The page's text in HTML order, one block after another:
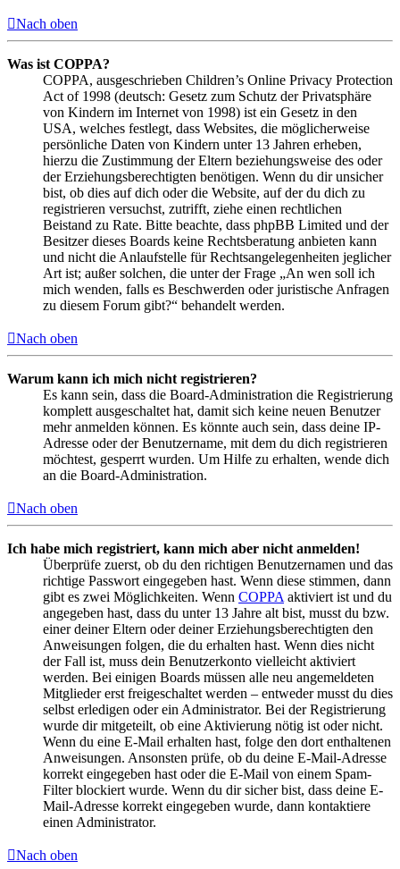
Nach oben
Was ist COPPA?
COPPA, ausgeschrieben Children’s Online Privacy Protection
Act of 1998 (deutsch: Gesetz zum Schutz der Privatsphäre
von Kindern im Internet von 1998) ist ein Gesetz in den
USA, welches festlegt, dass Websites, die möglicherweise
persönliche Daten von Kindern unter 13 Jahren erheben,
hierzu die Zustimmung der Eltern beziehungsweise des oder
der Erziehungsberechtigten benötigen. Wenn du dir unsicher
bist, ob dies auf dich oder die Website, auf der du dich zu
registrieren versuchst, zutrifft, ziehe einen rechtlichen
Beistand zu Rate. Bitte beachte, dass phpBB Limited und der
Besitzer dieses Boards keine Rechtsberatung anbieten kann
und nicht die Anlaufstelle für Rechtsangelegenheiten jeglicher
Art ist; außer solchen, die unter der Frage „An wen soll ich
mich wenden, falls es Beschwerden oder juristische Anfragen
zu diesem Forum gibt?“ behandelt werden.
Nach oben
Warum kann ich mich nicht registrieren?
Es kann sein, dass die Board-Administration die Registrierung
komplett ausgeschaltet hat, damit sich keine neuen Benutzer
mehr anmelden können. Es könnte auch sein, dass deine IP-
Adresse oder der Benutzername, mit dem du dich registrieren
möchtest, gesperrt wurden. Um Hilfe zu erhalten, wende dich
an die Board-Administration.
Nach oben
Ich habe mich registriert, kann mich aber nicht anmelden!
Überprüfe zuerst, ob du den richtigen Benutzernamen und das
richtige Passwort eingegeben hast. Wenn diese stimmen, dann
gibt es zwei Möglichkeiten. Wenn COPPA aktiviert ist und du
angegeben hast, dass du unter 13 Jahre alt bist, musst du bzw.
einer deiner Eltern oder deiner Erziehungsberechtigten den
Anweisungen folgen, die du erhalten hast. Wenn dies nicht
der Fall ist, muss dein Benutzerkonto vielleicht aktiviert
werden. Bei einigen Boards müssen alle neu angemeldeten
Mitglieder erst freigeschaltet werden – entweder musst du dies
selbst erledigen oder ein Administrator. Bei der Registrierung
wurde dir mitgeteilt, ob eine Aktivierung nötig ist oder nicht.
Wenn du eine E-Mail erhalten hast, folge den dort enthaltenen
Anweisungen. Ansonsten prüfe, ob du deine E-Mail-Adresse
korrekt eingegeben hast oder die E-Mail von einem Spam-
Filter blockiert wurde. Wenn du dir sicher bist, dass deine E-
Mail-Adresse korrekt eingegeben wurde, dann kontaktiere
einen Administrator.
Nach oben